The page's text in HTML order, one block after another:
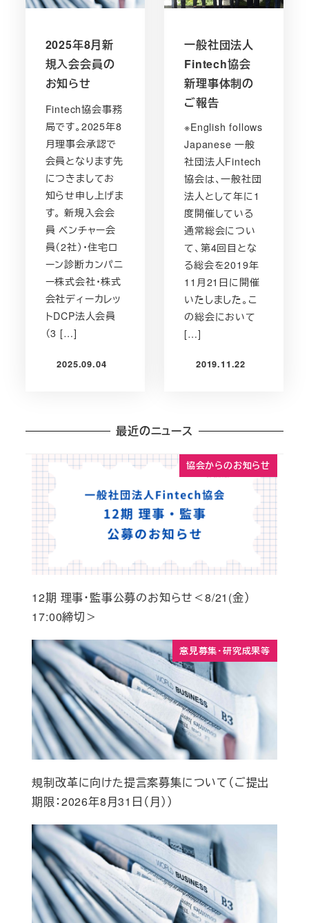
2025年8月新
規入会会員の
お知らせ
Fintech協会事務
局です。2025年8
月理事会承認で
会員となります先
につきましてお
知らせ申し上げま
す。 新規入会会
員 ベンチャー会
員（2社）・住宅ロ
ーン診断カンパニ
ー株式会社・株式
会社ディーカレッ
トDCP法人会員
（3 […]
投稿日
2025.09.04
一般社団法人
Fintech協会
新理事体制の
ご報告
※English follows
Japanese 一般
社団法人Fintech
協会は、一般社団
法人として年に1
度開催している
通常総会につい
て、第4回目とな
る総会を2019年
11月21日に開催
いたしました。こ
の総会において
[…]
投稿日
2019.11.22
最近のニュース
協会からのお知らせ
12期 理事・監事公募のお知らせ＜8/21(金）
17:00締切＞
意見募集・研究成果等
規制改革に向けた提言案募集について（ご提出
期限：2026年8月31日（月））